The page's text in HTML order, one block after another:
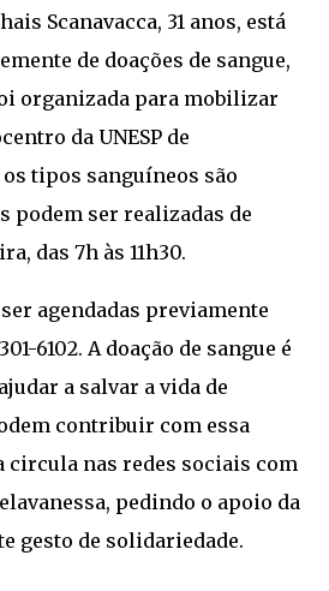
Scanavacca, 31 anos, está
de doações de sangue,
organizada para mobilizar
da UNESP de
tipos sanguíneos são
podem ser realizadas de
das 7h às 11h30.
agendadas previamente
6102. A doação de sangue é
a salvar a vida de
contribuir com essa
circula nas redes sociais com
pedindo o apoio da
gesto de solidariedade.